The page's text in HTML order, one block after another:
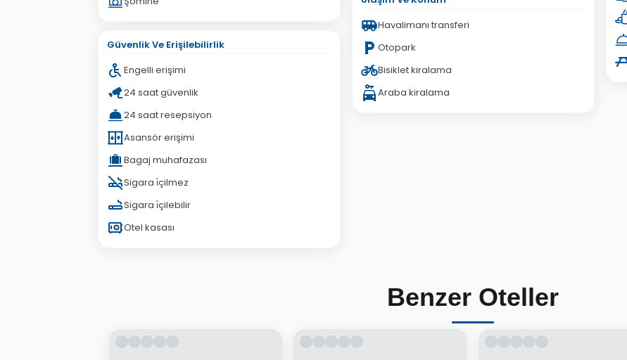
Güvenlik Ve Erişilebilirlik
Engelli erişimi
24 saat güvenlik
24 saat resepsiyon
Asansör erişimi
Bagaj muhafazası
Sigara i̇çilmez
Sigara i̇çilebilir
Otel kasası
Havalimanı transferi
Otopark
Bisiklet kiralama
Araba kiralama
Benzer Oteller